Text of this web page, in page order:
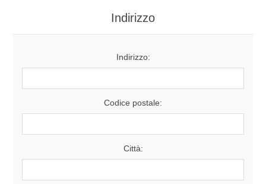
Indirizzo
Indirizzo:
Codice postale:
Città: